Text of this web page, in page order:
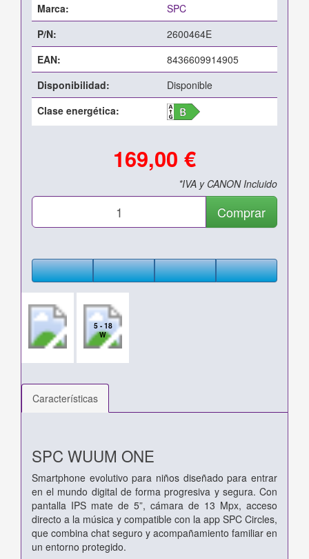
Marca:
SPC
P/N:
2600464E
EAN:
8436609914905
Disponibilidad:
Disponible
Clase energética:
169,00 €
*IVA y CANON Incluido
Comprar
5 - 18
W
Características
SPC WUUM ONE
Smartphone evolutivo para niños diseñado para entrar
en el mundo digital de forma progresiva y segura. Con
pantalla IPS mate de 5”, cámara de 13 Mpx, acceso
directo a la música y compatible con la app SPC Circles,
que combina chat seguro y acompañamiento familiar en
un entorno protegido.